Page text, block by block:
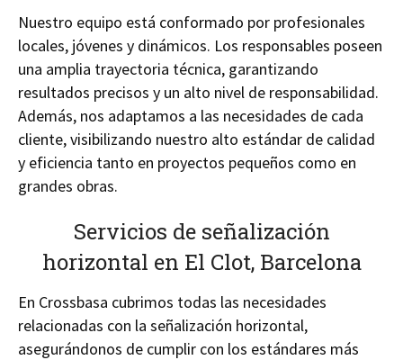
Nuestro equipo está conformado por profesionales
locales, jóvenes y dinámicos. Los responsables poseen
una amplia trayectoria técnica, garantizando
resultados precisos y un alto nivel de responsabilidad.
Además, nos adaptamos a las necesidades de cada
cliente, visibilizando nuestro alto estándar de calidad
y eficiencia tanto en proyectos pequeños como en
grandes obras.
Servicios de señalización
horizontal en El Clot, Barcelona
En Crossbasa cubrimos todas las necesidades
relacionadas con la señalización horizontal,
asegurándonos de cumplir con los estándares más